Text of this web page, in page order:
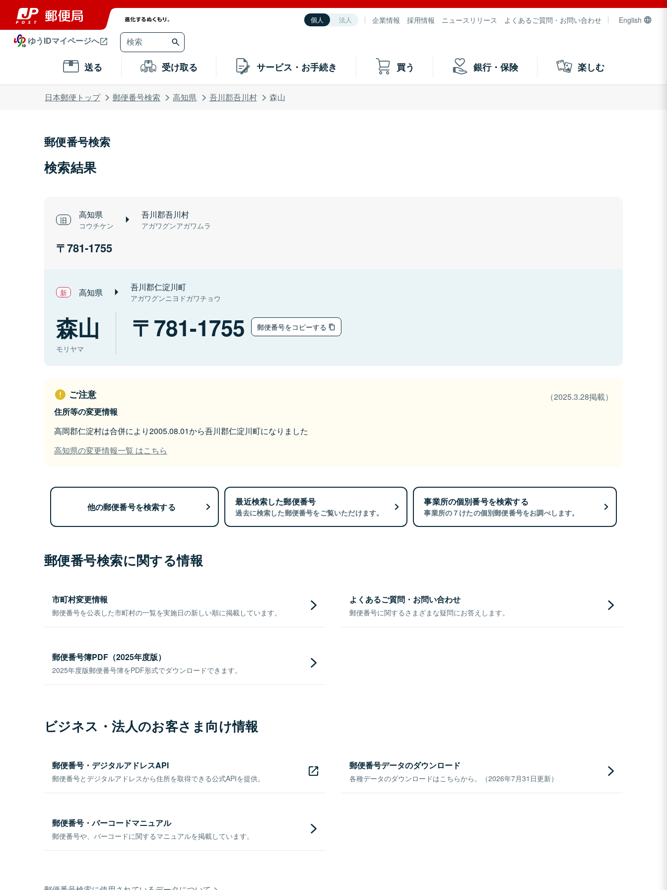
個人 法人 企業情報 採用情報 ニュースリリース よくあるご質問・お問い合わせ English
ゆうIDマイページへ
送る 受け取る サービス・お手続き 買う 銀行・保険 楽しむ
日本郵便トップ 郵便番号検索 高知県 吾川郡吾川村 森山
郵便番号検索
検索結果
高知県
コウチケン
吾川郡吾川村
アガワグンアガワムラ
781-1755
高知県 吾川郡仁淀川町
アガワグンニヨドガワチョウ
森山
モリヤマ
781-1755 郵便番号をコピーする
ご注意
（2025.3.28掲載）
住所等の変更情報
高岡郡仁淀村は合併により2005.08.01から吾川郡仁淀川町になりました
高知県の変更情報一覧 はこちら
他の郵便番号を検索する 最近検索した郵便番号
過去に検索した郵便番号をご覧いただけます。
事業所の個別番号を検索する
事業所の７けたの個別郵便番号をお調べします。
郵便番号検索に関する情報
市町村変更情報
郵便番号を公表した市町村の一覧を実施日の新しい順に掲載しています。
よくあるご質問・お問い合わせ
郵便番号に関するさまざまな疑問にお答えします。
郵便番号簿PDF（2025年度版）
2025年度版郵便番号簿をPDF形式でダウンロードできます。
ビジネス・法人のお客さま向け情報
郵便番号・デジタルアドレスAPI
郵便番号とデジタルアドレスから住所を取得できる公式APIを提供。
郵便番号データのダウンロード
各種データのダウンロードはこちらから。（2026年7月31日更新）
郵便番号・バーコードマニュアル
郵便番号や、バーコードに関するマニュアルを掲載しています。